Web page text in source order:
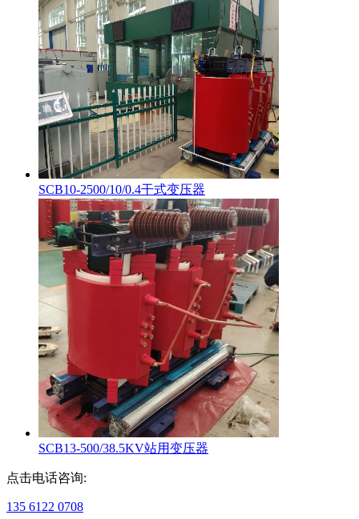
SCB10-2500/10/0.4干式变压器
SCB13-500/38.5KV站用变压器
点击电话咨询:
135 6122 0708